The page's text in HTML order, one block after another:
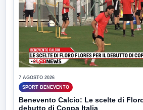
7 AGOSTO 2026
SPORT BENEVENTO
Benevento Calcio: Le scelte di
debutto di Coppa Italia